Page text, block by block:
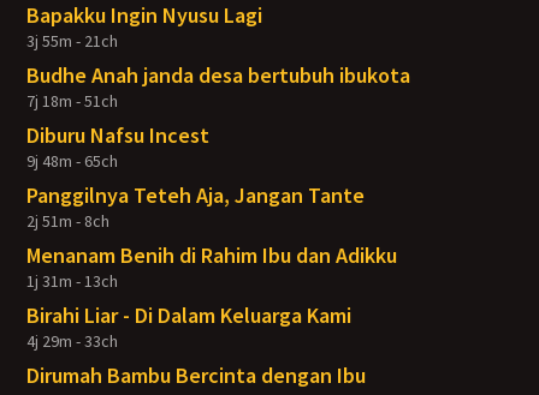
Bapakku Ingin Nyusu Lagi
3j 55m - 21ch
Budhe Anah janda desa bertubuh ibukota
7j 18m - 51ch
Diburu Nafsu Incest
9j 48m - 65ch
Panggilnya Teteh Aja, Jangan Tante
2j 51m - 8ch
Menanam Benih di Rahim Ibu dan Adikku
1j 31m - 13ch
Birahi Liar - Di Dalam Keluarga Kami
4j 29m - 33ch
Dirumah Bambu Bercinta dengan Ibu